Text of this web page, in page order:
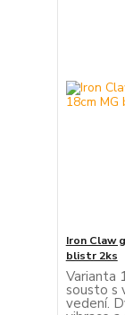
Iron Claw
blistr 2ks
Varianta
sousto s
vedení.